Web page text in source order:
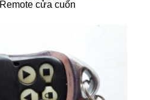
Remote cửa cuốn